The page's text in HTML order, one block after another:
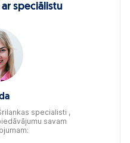
speciālistu
specialisti ,
savam